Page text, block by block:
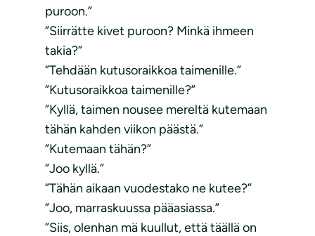
puroon.”
”Siirrätte kivet puroon? Minkä ihmeen
takia?”
”Tehdään kutusoraikkoa taimenille.”
”Kutusoraikkoa taimenille?”
”Kyllä, taimen nousee mereltä kutemaan
tähän kahden viikon päästä.”
”Kutemaan tähän?”
”Joo kyllä.”
”Tähän aikaan vuodestako ne kutee?”
”Joo, marraskuussa pääasiassa.”
”Siis, olenhan mä kuullut, että täällä on